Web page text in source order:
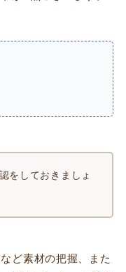
をしておきましょ
ど素材の把握、また